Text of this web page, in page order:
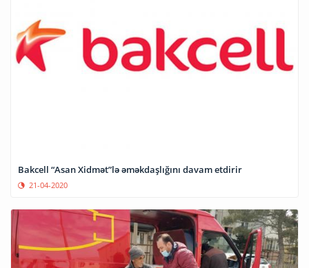
Bakcell “Asan Xidmət”lə əməkdaşlığını davam etdirir
21-04-2020